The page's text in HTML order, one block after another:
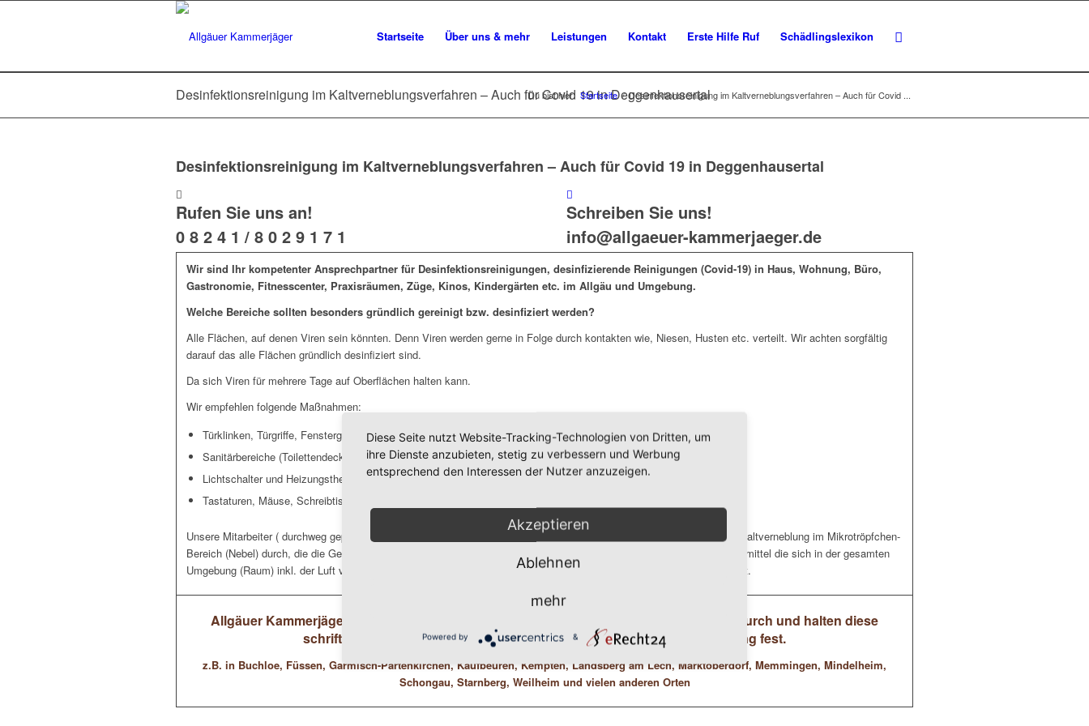
Startseite Über uns & mehr Leistungen Kontakt Erste Hilfe Ruf Schädlingslexikon
Desinfektionsreinigung im Kaltverneblungsverfahren – Auch für Covid 19 in Deggenhausertal
Du bist hier: Startseite / Desinfektionsreinigung im Kaltverneblungsverfahren – Auch für Covid ...
Desinfektionsreinigung im Kaltverneblungsverfahren – Auch für Covid 19 in Deggenhausertal
Rufen Sie uns an!
0 8 2 4 1 / 8 0 2 9 1 7 1
Schreiben Sie uns!
info@allgaeuer-kammerjaeger.de
Wir sind Ihr kompetenter Ansprechpartner für Desinfektionsreinigungen, desinfizierende Reinigungen (Covid-19) in Haus, Wohnung, Büro,
Gastronomie, Fitnesscenter, Praxisräumen, Züge, Kinos, Kindergärten etc. im Allgäu und Umgebung.
Welche Bereiche sollten besonders gründlich gereinigt bzw. desinfiziert werden?
Alle Flächen, auf denen Viren sein könnten. Denn Viren werden gerne in Folge durch kontakten wie, Niesen, Husten etc. verteilt. Wir achten sorgfältig
darauf das alle Flächen gründlich desinfiziert sind.
Da sich Viren für mehrere Tage auf Oberflächen halten kann.
Wir empfehlen folgende Maßnahmen:
Türklinken, Türgriffe, Fenstergriffe, Handläufe und Treppen
Sanitärbereiche (Toilettendeckel und Spühlknöpfe) und Umkleiden
Lichtschalter und Heizungsthermostate
Tastaturen, Mäuse, Schreibtische, Telefone, Schränke
Unsere Mitarbeiter ( durchweg geprüfte Gebäudereiniger und/oder Schädlingsbekämpfer) führen eine flächendeckende Kaltverneblung im Mikrotröpfchen-
Bereich (Nebel) durch, die die Gefahr einer Ansteckung deutlich reduziert. Dafür verwenden wir geeignete Desinfektionsmittel die sich in der gesamten
Umgebung (Raum) inkl. der Luft verwirbeln. Dadurch sind Oberflächen inkl. der Raumluft schnell und einfach desinfiziert.
Allgäuer Kammerjäger – Wir führen professionelle, fachgerechte Kontrollmaßnahmen durch und halten diese
schriftlich nach dem HACCP Konzept im gesamten Allgäu und Umgebung fest.
z.B. in Buchloe, Füssen, Garmisch-Partenkirchen, Kaufbeuren, Kempten, Landsberg am Lech, Marktoberdorf, Memmingen, Mindelheim,
Schongau, Starnberg, Weilheim und vielen anderen Orten
Diese Seite nutzt Website-Tracking-Technologien von Dritten, um
ihre Dienste anzubieten, stetig zu verbessern und Werbung
entsprechend den Interessen der Nutzer anzuzeigen.
Akzeptieren
Ablehnen
mehr
Powered by &